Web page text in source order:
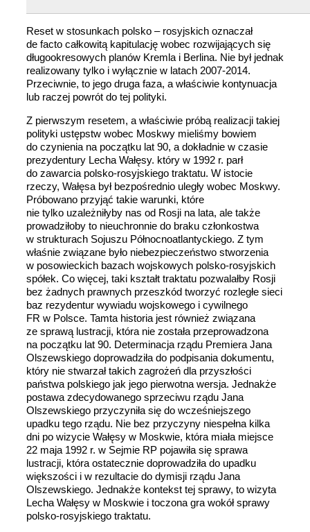
Reset w stosunkach polsko – rosyjskich oznaczał
de facto całkowitą kapitulację wobec rozwijających się
długookresowych planów Kremla i Berlina. Nie był jednak
realizowany tylko i wyłącznie w latach 2007-2014.
Przeciwnie, to jego druga faza, a właściwie kontynuacja
lub raczej powrót do tej polityki.
Z pierwszym resetem, a właściwie próbą realizacji takiej
polityki ustępstw wobec Moskwy mieliśmy bowiem
do czynienia na początku lat 90, a dokładnie w czasie
prezydentury Lecha Wałęsy. który w 1992 r. parł
do zawarcia polsko-rosyjskiego traktatu. W istocie
rzeczy, Wałęsa był bezpośrednio uległy wobec Moskwy.
Próbowano przyjąć takie warunki, które
nie tylko uzależniłyby nas od Rosji na lata, ale także
prowadziłoby to nieuchronnie do braku członkostwa
w strukturach Sojuszu Północnoatlantyckiego. Z tym
właśnie związane było niebezpieczeństwo stworzenia
w posowieckich bazach wojskowych polsko-rosyjskich
spółek. Co więcej, taki kształt traktatu pozwalałby Rosji
bez żadnych prawnych przeszkód tworzyć rozległe sieci
baz rezydentur wywiadu wojskowego i cywilnego
FR w Polsce. Tamta historia jest również związana
ze sprawą lustracji, która nie została przeprowadzona
na początku lat 90. Determinacja rządu Premiera Jana
Olszewskiego doprowadziła do podpisania dokumentu,
który nie stwarzał takich zagrożeń dla przyszłości
państwa polskiego jak jego pierwotna wersja. Jednakże
postawa zdecydowanego sprzeciwu rządu Jana
Olszewskiego przyczyniła się do wcześniejszego
upadku tego rządu. Nie bez przyczyny niespełna kilka
dni po wizycie Wałęsy w Moskwie, która miała miejsce
22 maja 1992 r. w Sejmie RP pojawiła się sprawa
lustracji, która ostatecznie doprowadziła do upadku
większości i w rezultacie do dymisji rządu Jana
Olszewskiego. Jednakże kontekst tej sprawy, to wizyta
Lecha Wałęsy w Moskwie i toczona gra wokół sprawy
polsko-rosyjskiego traktatu.